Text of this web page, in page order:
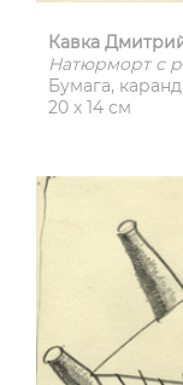
Кавка
Натюрморт с
Бумага,
20 х 14 см